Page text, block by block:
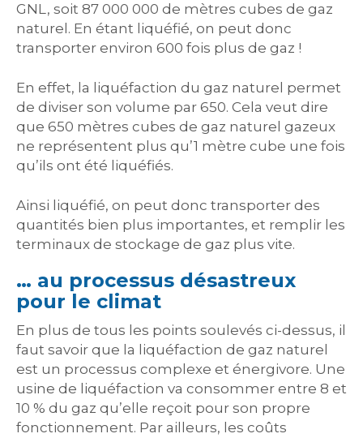
GNL, soit 87 000 000 de mètres cubes de gaz
naturel. En étant liquéfié, on peut donc
transporter environ 600 fois plus de gaz !
En effet, la liquéfaction du gaz naturel permet
de diviser son volume par 650. Cela veut dire
que 650 mètres cubes de gaz naturel gazeux
ne représentent plus qu’1 mètre cube une fois
qu’ils ont été liquéfiés.
Ainsi liquéfié, on peut donc transporter des
quantités bien plus importantes, et remplir les
terminaux de stockage de gaz plus vite.
… au processus désastreux
pour le climat
En plus de tous les points soulevés ci-dessus, il
faut savoir que la liquéfaction de gaz naturel
est un processus complexe et énergivore. Une
usine de liquéfaction va consommer entre 8 et
10 % du gaz qu’elle reçoit pour son propre
fonctionnement. Par ailleurs, les coûts